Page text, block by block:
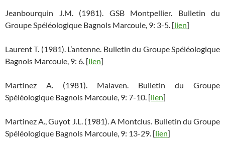
Jeanbourquin J.M. (1981). GSB Montpellier. Bulletin du
Groupe Spéléologique Bagnols Marcoule, 9: 3-5. [lien]
Laurent T. (1981). L’antenne. Bulletin du Groupe Spéléologique
Bagnols Marcoule, 9: 6. [lien]
Martinez A. (1981). Malaven. Bulletin du Groupe
Spéléologique Bagnols Marcoule, 9: 7-10. [lien]
Martinez A., Guyot J.L. (1981). A Montclus. Bulletin du Groupe
Spéléologique Bagnols Marcoule, 9: 13-29. [lien]